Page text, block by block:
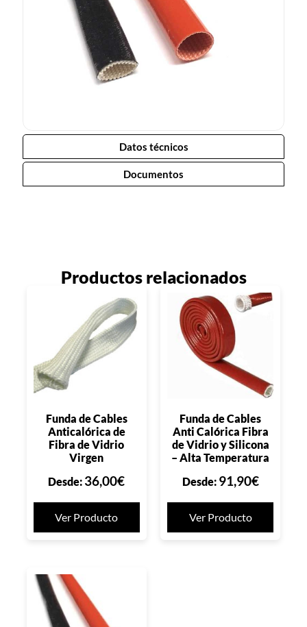
Datos técnicos
Documentos
Productos relacionados
Funda de Cables
Anticalórica de
Fibra de Vidrio
Virgen
Desde: 36,00€
Ver Producto
Funda de Cables
Anti Calórica Fibra
de Vidrio y Silicona
– Alta Temperatura
Desde: 91,90€
Ver Producto